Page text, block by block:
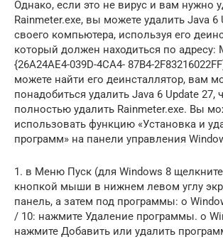
Однако, если это не вирус и вам нужно
Rainmeter.exe, вы можете удалить Java 6
своего компьютера, используя его
который должен находиться по адресу:
{26A24AE4-039D-4CA4- 87B4-
можете найти его деинсталлятор, вам
понадобиться удалить Java 6 Update 27,
полностью удалить Rainmeter.exe. Вы
использовать функцию «Установка и
программ» на панели управления
1. в Меню Пуск (для Windows 8
кнопкой мыши в нижнем левом углу
панель, а затем под программы: o
/ 10: нажмите Удаление программы. o
нажмите Добавить или удалить